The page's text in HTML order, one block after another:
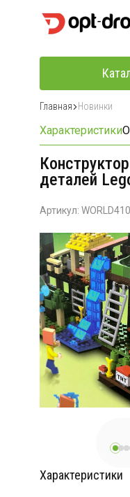
Главная Новинки
Характеристики
деталей
Артикул: WORLD410
Характеристики